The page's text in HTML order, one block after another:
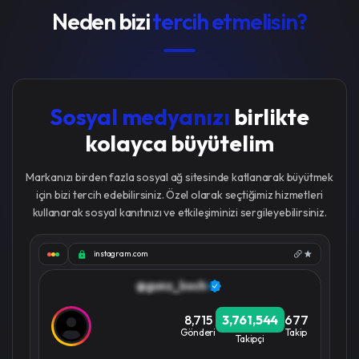
Neden bizitercih etmelisin?
Sosyal medyanızı birlikte
kolayca büyütelim
Markanızı birden fazla sosyal ağ sitesinde katlanarak büyütmek
için bizi tercih edebilirsiniz. Özel olarak seçtiğimiz hizmetleri
kullanarak sosyal kanıtınızı ve etkileşiminizi sergileyebilirsiniz.
instagram.com
@gunz_koch
8,715
Gönderi
3,761,544
Takipçi
677
Takip